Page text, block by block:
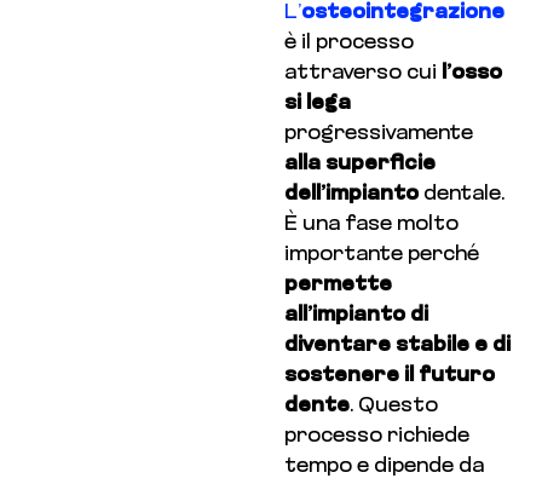
L’osteointegrazione
è il processo
attraverso cui l’osso
si lega
progressivamente
alla superficie
dell’impianto dentale.
È una fase molto
importante perché
permette
all’impianto di
diventare stabile e di
sostenere il futuro
dente. Questo
processo richiede
tempo e dipende da